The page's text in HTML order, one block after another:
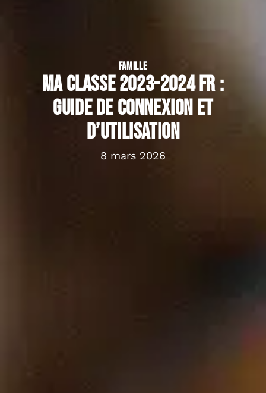
FAMILLE
Ma classe 2023-2024 fr :
guide de connexion et
d’utilisation
8 mars 2026